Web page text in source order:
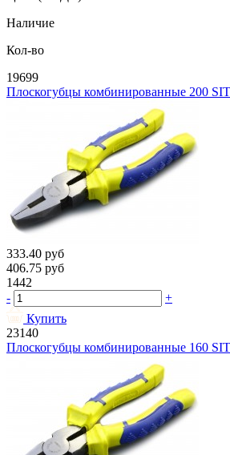
Наличие
Кол-во
19699
Плоскогубцы комбинированные 200
333.40 руб
406.75 руб
1442
-
+
Купить
23140
Плоскогубцы комбинированные 160